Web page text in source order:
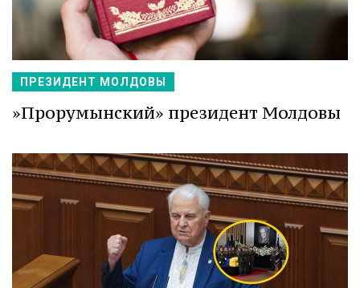
ПРЕЗИДЕНТ МОЛДОВЫ
»Прорумынский» президент Молдовы